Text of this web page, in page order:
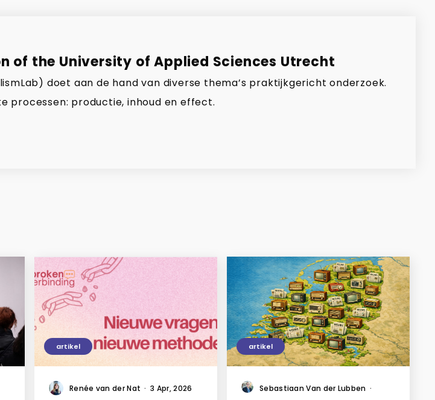
of the University of Applied Sciences Utrecht
doet aan de hand van diverse thema’s praktijkgericht onderzoek.
processen: productie, inhoud en effect.
artikel
Renée van der Nat · 3 Apr, 2026
artikel
Sebastiaan Van der Lubben ·